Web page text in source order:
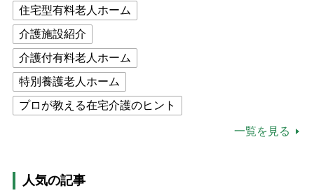
住宅型有料老人ホーム
介護施設紹介
介護付有料老人ホーム
特別養護老人ホーム
プロが教える在宅介護のヒント
猫が母になつきません
一覧を見る
人気の記事